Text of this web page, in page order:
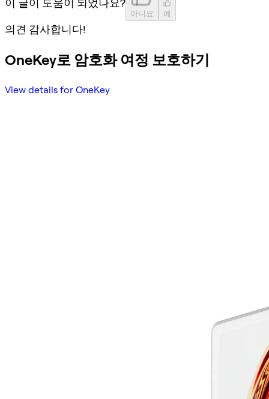
이 글이 도움이 되었나요?
아니요 예
의견 감사합니다!
OneKey로 암호화 여정 보호하기
View details for OneKey